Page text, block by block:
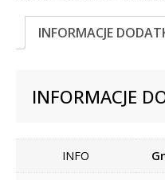
INFORMACJE
INFORMACJE
INFO